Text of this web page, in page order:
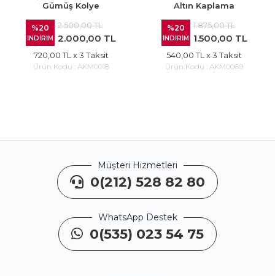
Gümüş Kolye
%20
İNDİRİM
2.500,00 TL
2.000,00 TL
720,00 TL x 3 Taksit
Ürün Kodu : AKM0018
Altın Kaplama
%20
İNDİRİM
1.875,00 TL
1.500,00 TL
540,00 TL x 3 Taksit
Ürün Kodu : AKM0069
Müşteri Hizmetleri
0(212) 528 82 80
WhatsApp Destek
0(535) 023 54 75